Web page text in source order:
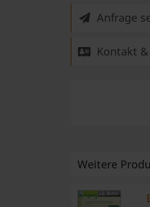
Anfrage
Kontakt
Weitere